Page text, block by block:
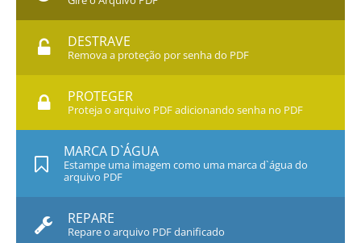
DESTRAVE
Remova a proteção por senha do PDF
PROTEGER
Proteja o arquivo PDF adicionando senha no PDF
MARCA D`ÁGUA
Estampe uma imagem como uma marca d`água do
arquivo PDF
REPARE
Repare o arquivo PDF danificado